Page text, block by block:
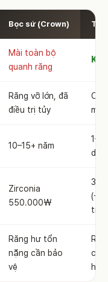
Bọc sứ (Crown)
Mài toàn bộ
quanh răng
Răng vỡ lớn, đã
điều trị tủy
Chỉ
10–15+ năm
1–3
duy
Zirconia
550.000₩
Răng hư tổn
nặng cần bảo
vệ
chỉ
hơn